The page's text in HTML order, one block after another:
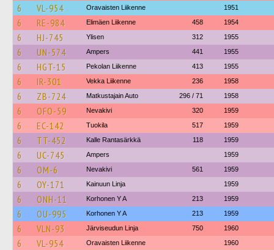
6 VL-954 Oravaisten Liikenne 1951
6 RE-984 Elimäen Liikenne 458 1954
6 HJ-745 Ylisen 312 1955
6 UN-574 Ampers 441 1955
6 HGT-15 Pekolan Liikenne 413 1955
6 IR-301 Vekka Liikenne 236 1958
6 ZB-724 Matkustajain Auto 296 / 71 1958
6 OFO-59 Nevakivi 320 1959
6 EC-142 Tuokila 517 1959
6 TT-452 Kalle Rantasärkkä 118 1959
6 UC-745 Ampers 1959
6 OM-6 Nevakivi 561 1959
6 OY-171 Kainuun Linja 1959
6 ONH-11 Korhonen Y A 213 1959
6 OU-995 Korhonen Y A 213 1959
6 VLN-93 Järviseudun Linja 750 1960
6 VL-954 Oravaisten Liikenne 1960